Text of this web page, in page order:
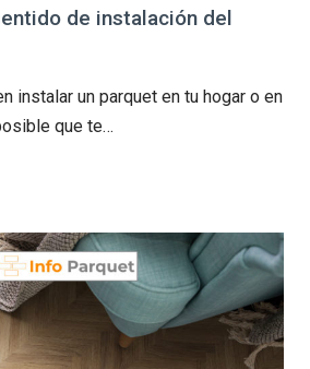
de instalación del
instalar un parquet en tu hogar o en
que te…